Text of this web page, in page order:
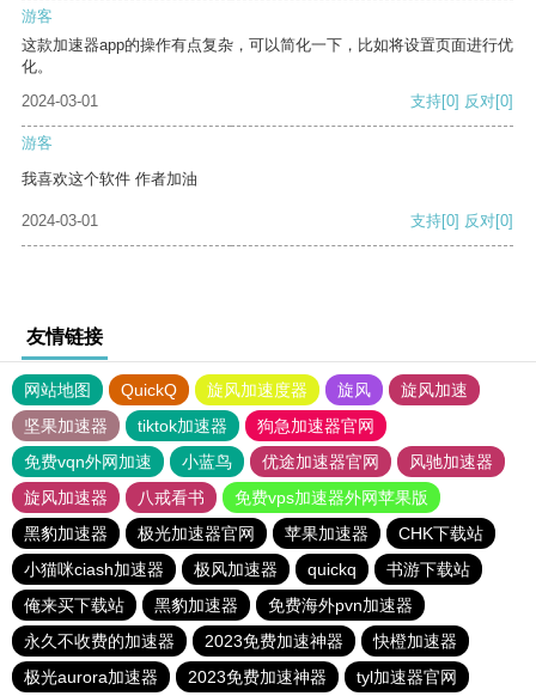
游客
这款加速器app的操作有点复杂，可以简化一下，比如将设置页面进行优
化。
2024-03-01
支持[0] 反对[0]
游客
我喜欢这个软件 作者加油
2024-03-01 支持[0] 反对[0]
友情链接
网站地图 QuickQ 旋风加速度器 旋风
旋风加速
坚果加速器
tiktok加速器
狗急加速器官网
免费vqn外网加速
小蓝鸟 优途加速器官网
风驰加速器
旋风加速器
八戒看书
免费vps加速器外网苹果版
黑豹加速器
极光加速器官网 苹果加速器
CHK下载站
小猫咪ciash加速器
极风加速器 quickq
书游下载站
俺来买下载站
黑豹加速器
免费海外pvn加速器
永久不收费的加速器
2023免费加速神器
快橙加速器
极光aurora加速器
2023免费加速神器 tyl加速器官网